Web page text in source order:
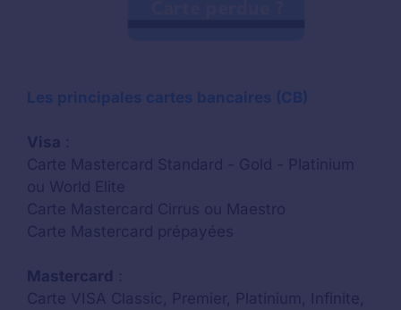
Les principales cartes bancaires (CB)
Visa :
Carte Mastercard Standard - Gold - Platinium
ou World Elite
Carte Mastercard Cirrus ou Maestro
Carte Mastercard prépayées
Mastercard :
Carte VISA Classic, Premier, Platinium, Infinite,